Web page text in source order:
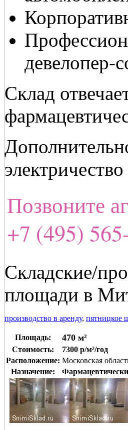
девелопер-
Склад
Позвоните
+7 (495)
Складские/
площади в
производство в аренду, пятницкое
Площадь: 470 м²
Стоимость:
7300 р/м²/год
Расположение: Московская
Назначение: